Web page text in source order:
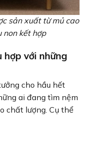
sản xuất từ mủ cao
non kết hợp
hợp với những
cho hầu hết
ai đang tìm nệm
chất lượng. Cụ thể